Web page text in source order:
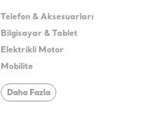
Telefon & Aksesuarları
Bilgisayar & Tablet
Elektrikli Motor
Mobilite
Daha Fazla